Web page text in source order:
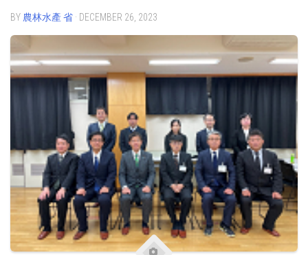
BY 農林水產 省 · DECEMBER 26, 2023